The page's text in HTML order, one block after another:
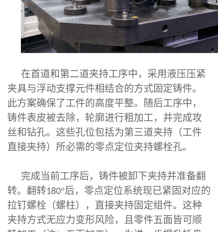
在首道和第二道夹持工序中，采用液压压紧
夹具与浮动支撑元件相结合的方式固定铸件。
此方案确保了工件的高度平整。随后工序中，
铸件表皮被去除，轮廓进行粗加工，并完成攻
丝和钻孔。这些孔位包括为第三道夹持（工件
直接夹持）所必需的零点定位夹持螺栓孔。
完成当前工序后，铸件被卸下夹持并准备翻
转。翻转180°后，零点定位系统现已紧固对应的
拉钉螺栓（螺柱），直接夹持固定组件。这种
夹持方式无应力变形风险，且零件五面皆可顺